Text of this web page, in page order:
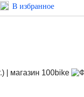
В избранное